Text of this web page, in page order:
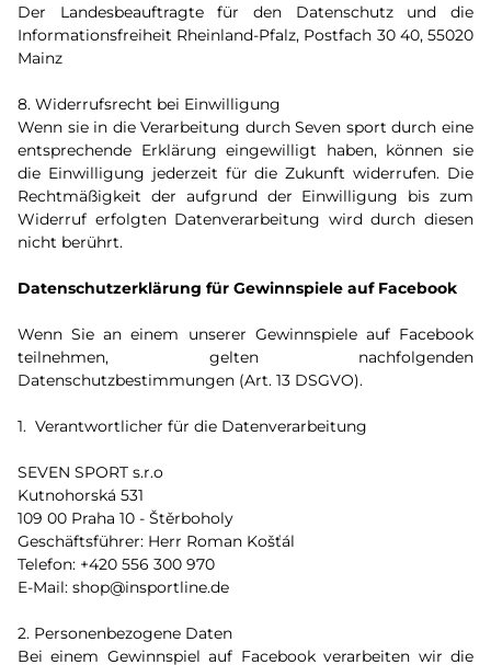
Der Landesbeauftragte für den Datenschutz und die
Informationsfreiheit Rheinland-Pfalz, Postfach 30 40, 55020
Mainz
8. Widerrufsrecht bei Einwilligung
Wenn sie in die Verarbeitung durch Seven sport durch eine
entsprechende Erklärung eingewilligt haben, können sie
die Einwilligung jederzeit für die Zukunft widerrufen. Die
Rechtmäßigkeit der aufgrund der Einwilligung bis zum
Widerruf erfolgten Datenverarbeitung wird durch diesen
nicht berührt.
Datenschutzerklärung für Gewinnspiele auf Facebook
Wenn Sie an einem unserer Gewinnspiele auf Facebook
teilnehmen, gelten nachfolgenden
Datenschutzbestimmungen (Art. 13 DSGVO).
1. Verantwortlicher für die Datenverarbeitung
SEVEN SPORT s.r.o
Kutnohorská 531
109 00 Praha 10 - Štěrboholy
Geschäftsführer: Herr Roman Košťál
Telefon: +420 556 300 970
E-Mail: shop@insportline.de
2. Personenbezogene Daten
Bei einem Gewinnspiel auf Facebook verarbeiten wir die